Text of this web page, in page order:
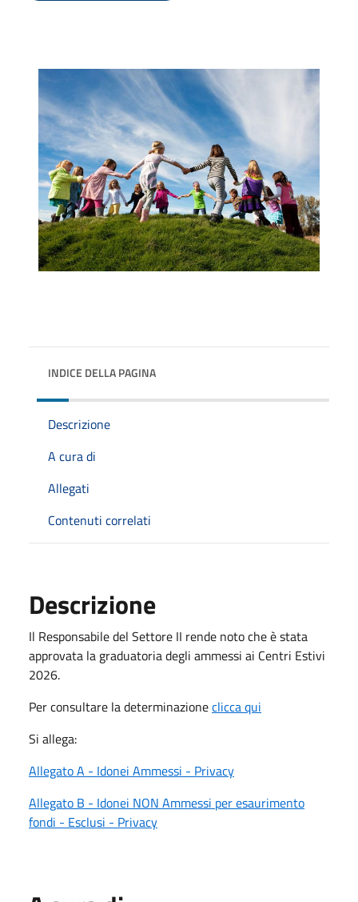
INDICE DELLA PAGINA
Descrizione
A cura di
Allegati
Contenuti correlati
Descrizione
Il Responsabile del Settore II rende noto che è stata
approvata la graduatoria degli ammessi ai Centri Estivi
2026.
Per consultare la determinazioneclicca qui
Si allega:
Allegato A - Idonei Ammessi - Privacy
Allegato B - Idonei NON Ammessi per esaurimento
fondi - Esclusi - Privacy